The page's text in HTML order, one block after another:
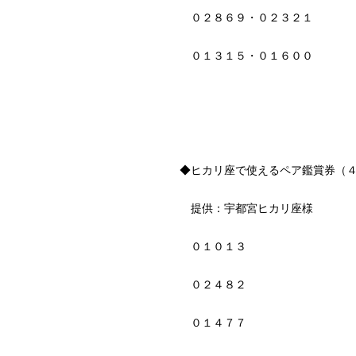
０２８６９・０２３２１
０１３１５・０１６００
◆ヒカリ座で使えるペア鑑賞券（
提供：宇都宮ヒカリ座様
０１０１３
０２４８２
０１４７７